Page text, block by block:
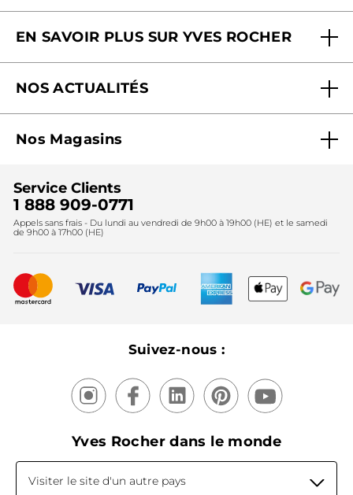
Contactez-nous
Offre Courrier / Magazine
Accessibilité
Cadeaux corporatifs
EN SAVOIR PLUS SUR YVES ROCHER
Pourquoi nous faire confiance ?
Fondation Yves Rocher
2024
Lutte contre le travail forcé et le travail des enfants
2025
NOS ACTUALITÉS
Black Friday
Noël
Fête des mères
Nouveautés
Recyclage
Nos Magasins
Instituts
Service Clients
1 888 909-0771
Appels sans frais - Du lundi au vendredi de 9h00 à 19h00 (HE) et le samedi
de 9h00 à 17h00 (HE)
Suivez-nous :
Yves Rocher dans le monde
Visiter le site d'un autre pays